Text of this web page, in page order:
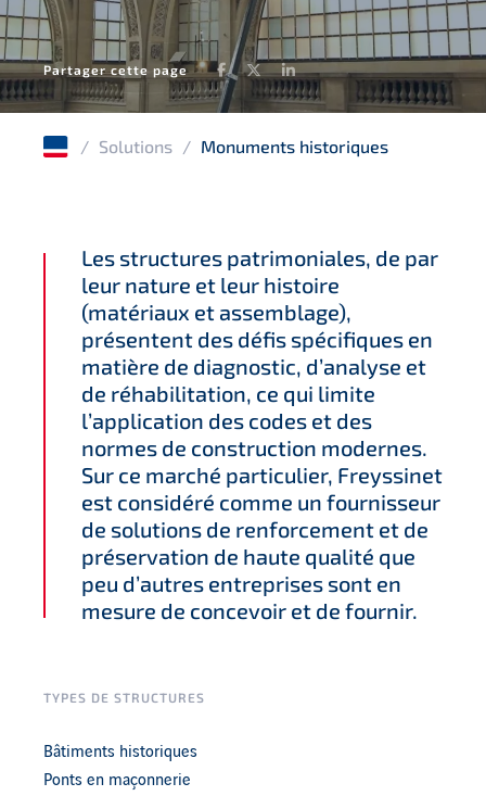
Partager cette page Facebook
TwitterLinkedIn
/ Solutions / Monuments historiques
Les structures patrimoniales, de par
leur nature et leur histoire
(matériaux et assemblage),
présentent des défis spécifiques en
matière de diagnostic, d’analyse et
de réhabilitation, ce qui limite
l’application des codes et des
normes de construction modernes.
Sur ce marché particulier, Freyssinet
est considéré comme un fournisseur
de solutions de renforcement et de
préservation de haute qualité que
peu d’autres entreprises sont en
mesure de concevoir et de fournir.
TYPES DE STRUCTURES
Bâtiments historiques
Ponts en maçonnerie